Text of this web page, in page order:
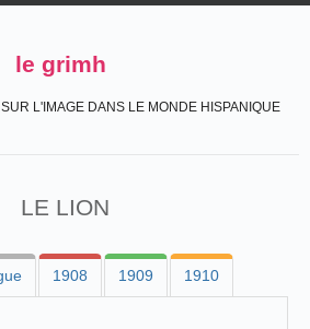
le grimh
L'IMAGE DANS LE MONDE HISPANIQUE
LE LION
1908 1909 1910